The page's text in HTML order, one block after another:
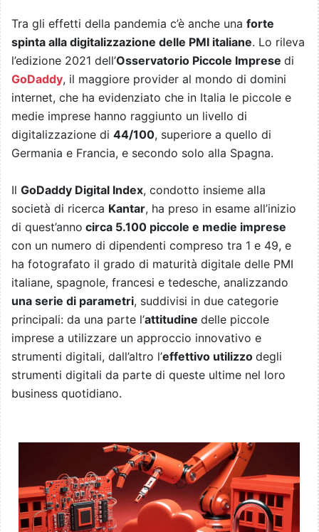
Tra gli effetti della pandemia c’è anche una forte
spinta alla digitalizzazione delle PMI italiane. Lo rileva
l’edizione 2021 dell’Osservatorio Piccole Imprese di
GoDaddy, il maggiore provider al mondo di domini
internet, che ha evidenziato che in Italia le piccole e
medie imprese hanno raggiunto un livello di
digitalizzazione di 44/100, superiore a quello di
Germania e Francia, e secondo solo alla Spagna.
Il GoDaddy Digital Index, condotto insieme alla
società di ricerca Kantar, ha preso in esame all’inizio
di quest’anno circa 5.100 piccole e medie imprese
con un numero di dipendenti compreso tra 1 e 49, e
ha fotografato il grado di maturità digitale delle PMI
italiane, spagnole, francesi e tedesche, analizzando
una serie di parametri, suddivisi in due categorie
principali: da una parte l’attitudine delle piccole
imprese a utilizzare un approccio innovativo e
strumenti digitali, dall’altro l’effettivo utilizzo degli
strumenti digitali da parte di queste ultime nel loro
business quotidiano.